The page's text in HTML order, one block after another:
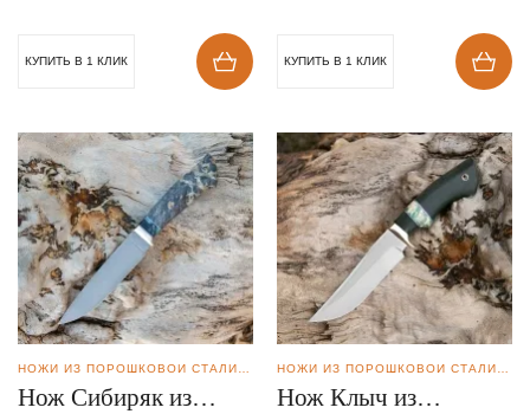
КУПИТЬ В 1 КЛИК КУПИТЬ В 1 КЛИК
Нож Сибиряк из
Нож Клыч из